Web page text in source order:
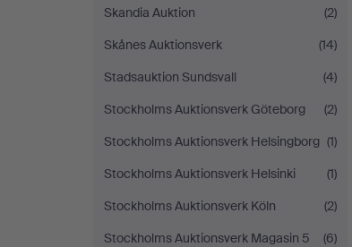
Skandia Auktion
(2)
Skånes Auktionsverk
(14)
Stadsauktion Sundsvall
(4)
Stockholms Auktionsverk Göteborg
(2)
Stockholms Auktionsverk Helsingborg (1)
Stockholms Auktionsverk Helsinki
(1)
Stockholms Auktionsverk Köln
(2)
Stockholms Auktionsverk Magasin 5
(6)